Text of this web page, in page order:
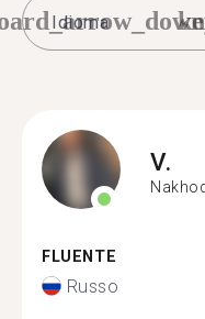
V.
FLUENTE
Russo